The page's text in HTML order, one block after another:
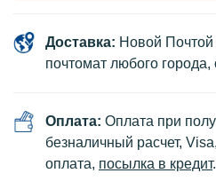
Доставка: Новой Почтой
почтомат любого города,
Оплата: Оплата при
безналичный расчет,
оплата, посылка в кредит.